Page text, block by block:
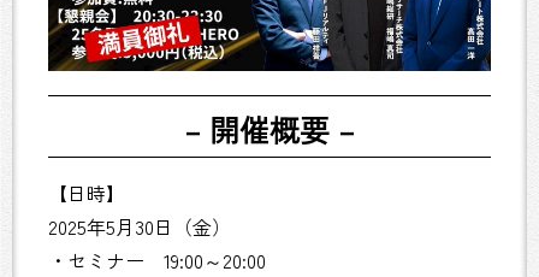
– 開催概要 –
【日時】
2025年5月30日（金）
・セミナー 19:00～20:00